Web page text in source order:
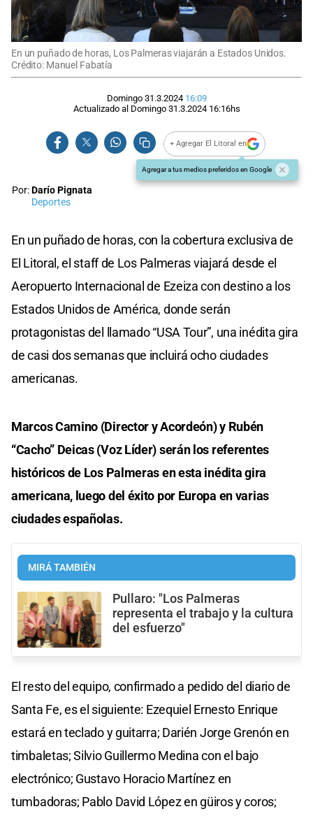
En un puñado de horas, Los Palmeras viajarán a Estados Unidos.
Crédito: Manuel Fabatía
Domingo 31.3.2024 16:09
Actualizado al Domingo 31.3.2024 16:16hs
+ Agregar El Litoral en
Agregar a tus medios preferidos en Google
Por:Darío Pignata
Deportes
En un puñado de horas, con la cobertura exclusiva de
El Litoral, el staff de Los Palmeras viajará desde el
Aeropuerto Internacional de Ezeiza con destino a los
Estados Unidos de América, donde serán
protagonistas del llamado “USA Tour”, una inédita gira
de casi dos semanas que incluirá ocho ciudades
americanas.
Marcos Camino (Director y Acordeón) y Rubén
“Cacho” Deicas (Voz Líder) serán los referentes
históricos de Los Palmeras en esta inédita gira
americana, luego del éxito por Europa en varias
ciudades españolas.
MIRÁ TAMBIÉN
Pullaro: "Los Palmeras
representa el trabajo y la cultura
del esfuerzo"
El resto del equipo, confirmado a pedido del diario de
Santa Fe, es el siguiente: Ezequiel Ernesto Enrique
estará en teclado y guitarra; Darién Jorge Grenón en
timbaletas; Silvio Guillermo Medina con el bajo
electrónico; Gustavo Horacio Martínez en
tumbadoras; Pablo David López en güiros y coros;